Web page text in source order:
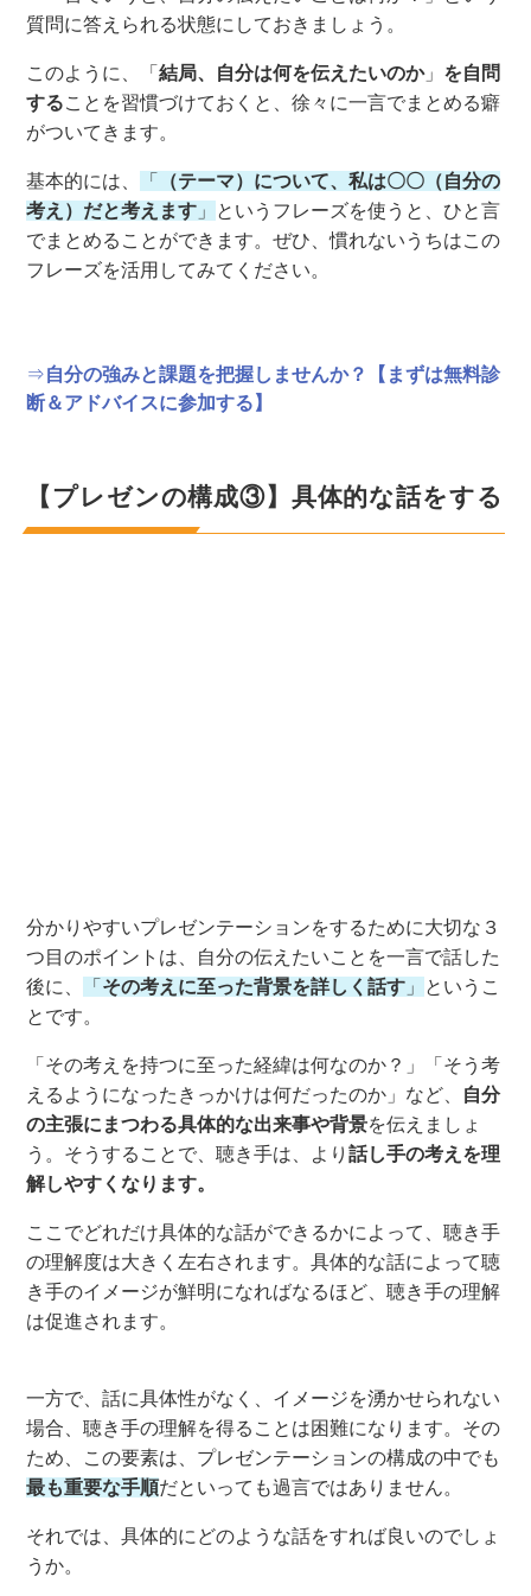
質問に答えられる状態にしておき ましょう。
このように 「結局、自分は何を伝えたいのか」 を自問
することを習慣づけておくと
、徐々に一言でまとめる癖
がついてきます。
基本的には、 「
（テーマ）について、私は〇〇（自分の
考え）だと考えます 」 と いうフレーズを使うと、 ひと言
でまとめることができ ます。ぜひ、慣れないうちはこの
フレーズを活用してみてください。
⇒自分の強みと課題を把握しませんか？【まずは無料診
断＆アドバイスに参加する】
【プレゼンの構成③】具体的な話をする
分かりやすいプレゼンテーションをするために大切な３
つ目のポイントは、自分の伝えたいことを一言で話した
後に、
「 その考えに至った背景を詳しく話す 」 という こ
とです。
「その考えを持つに至った経緯は何なのか？」
「そう考
えるようになったきっかけは何だったのか」 など、 自分
の主張にまつわる具体的な出来事や背景を伝えましょ
う。そうすることで、聴き手は、より話し手の考えを理
解しやすくなります。
ここでどれだけ具体的な話ができるかによって、聴き手
の理解度は大きく左右されます。具体的な話によって聴
き手のイメージが鮮明になればなるほど 、聴き手の理解
は促進されます。
一方で、話に具体性がなく、イメージを湧かせられない
場合、聴き手の理解を得ることは困難になります。その
ため、この要素は、プレゼンテーションの構成の中でも
最も重要な手順だといっても過言ではありません。
それでは、具体的にどのような話をすれば良いのでしょ
うか。